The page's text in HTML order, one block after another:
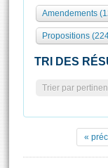
577 députés
Groupes
Commissions
Europe et
Pétitions
Organisation
Présidence
Statistiques
Documents
( Constitution |
Visite
Assister à
La
Amendements
Propositions
TRI DES
Trier par
«